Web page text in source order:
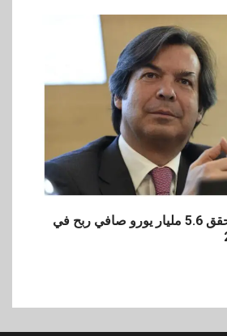
إنتيسا سان باولو تحقق 5.6 مليار يورو صافي ربح في